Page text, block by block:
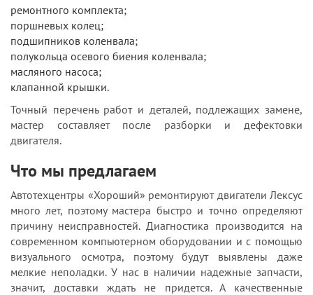
ремонтного комплекта;
поршневых колец;
подшипников коленвала;
полукольца осевого биения коленвала;
масляного насоса;
клапанной крышки.
Точный перечень работ и деталей, подлежащих замене,
мастер составляет после разборки и дефектовки
двигателя.
Что мы предлагаем
Автотехцентры «Хороший» ремонтируют двигатели Лексус
много лет, поэтому мастера быстро и точно определяют
причину неисправностей. Диагностика производится на
современном компьютерном оборудовании и с помощью
визуального осмотра, поэтому будут выявлены даже
мелкие неполадки. У нас в наличии надежные запчасти,
значит, доставки ждать не придется. А качественные